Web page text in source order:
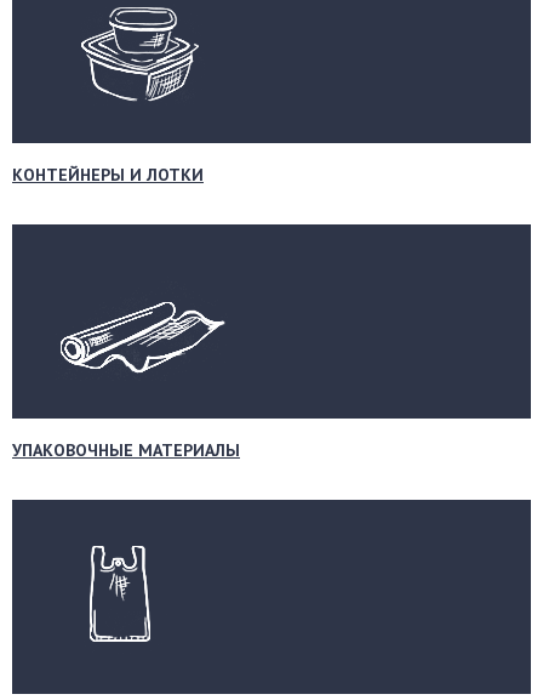
КОНТЕЙНЕРЫ И ЛОТКИ
УПАКОВОЧНЫЕ МАТЕРИАЛЫ